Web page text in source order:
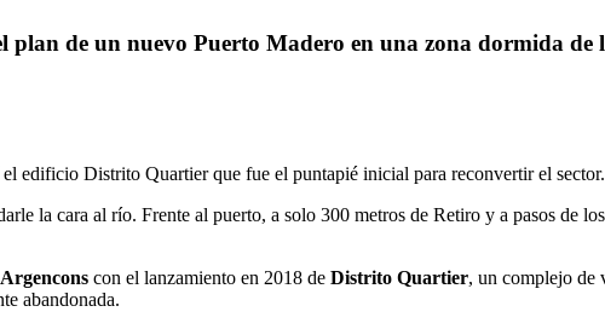
plan de un nuevo Puerto Madero en una zona dormida de
edificio Distrito Quartier que fue el puntapié inicial para reconvertir el
la cara al río. Frente al puerto, a solo 300 metros de Retiro y a pasos de
con el lanzamiento en 2018 de Distrito Quartier, un complejo de
abandonada.